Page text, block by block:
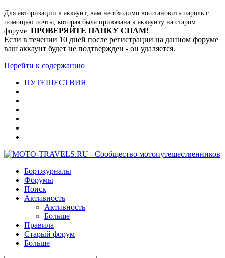
Для авторизации в аккаунт, вам необходимо восстановить пароль с
помощью почты, которая была привязана к аккаунту на старом
форуме. ПРОВЕРЯЙТЕ ПАПКУ СПАМ!
Если в течении 10 дней после регистрации на данном форуме
ваш аккаунт будет не подтвержден - он удаляется.
Перейти к содержанию
ПУТЕШЕСТВИЯ
Бортжурналы
Форумы
Поиск
Активность
Активность
Больше
Правила
Старый форум
Больше